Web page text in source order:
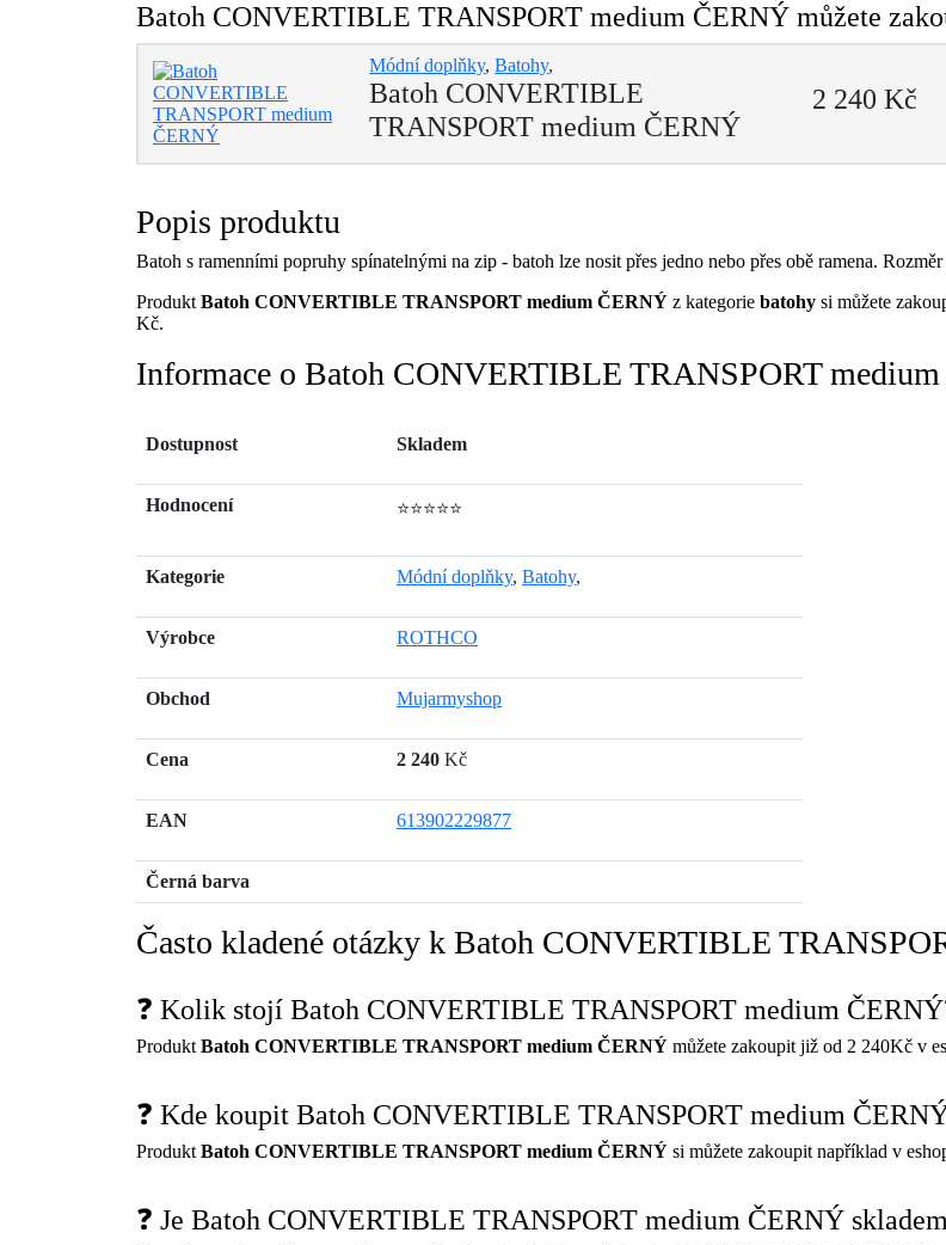
Batoh CONVERTIBLE TRANSPORT medium ČERNÝ můžete
Módní doplňky,Batohy,
Batoh CONVERTIBLE
TRANSPORT medium ČERNÝ
2 240 Kč
Popis produktu
Batoh s ramenními popruhy spínatelnými na zip - batoh lze nosit přes jedno nebo přes obě ramena.
Produkt Batoh CONVERTIBLE TRANSPORT medium ČERNÝ z kategorie batohy si můžete
Kč.
Informace o Batoh CONVERTIBLE TRANSPORT
Dostupnost Skladem
Hodnocení ⭐⭐⭐⭐⭐
Kategorie Módní doplňky, Batohy,
Výrobce ROTHCO
Obchod Mujarmyshop
Cena 2 240 Kč
EAN 613902229877
Černá barva
Často kladené otázky k Batoh CONVERTIBLE
❓ Kolik stojí Batoh CONVERTIBLE TRANSPORT medium
Produkt Batoh CONVERTIBLE TRANSPORT medium ČERNÝ můžete zakoupit již od 2 240Kč v
❓ Kde koupit Batoh CONVERTIBLE TRANSPORT medium
Produkt Batoh CONVERTIBLE TRANSPORT medium ČERNÝ si můžete zakoupit například v
❓ Je Batoh CONVERTIBLE TRANSPORT medium ČERNÝ